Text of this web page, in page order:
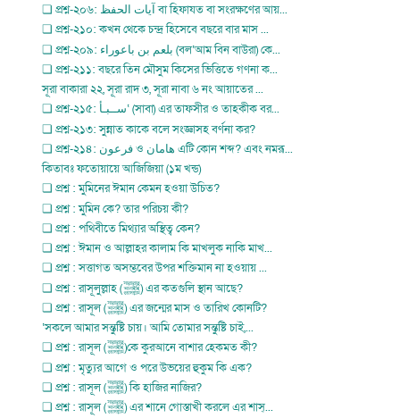
❏ প্রশ্ন-২০৬: آيات الحفظ বা হিফাযত বা সংরক্ষণের আয়...
❏ প্রশ্ন-২১০: কখন থেকে চন্দ্র হিসেবে বছরে বার মাস ...
❏ প্রশ্ন-২০৯: بلعم بن باعوراء (বল‘আম বিন বাউরা) কে...
❏ প্রশ্ন-২১১: বছরে তিন মৌসুম কিসের ভিত্তিতে গণনা ক...
সূরা বাকারা ২২, সূরা রাদ ৩, সূরা নাবা ৬ নং আয়াতের ...
❏ প্রশ্ন-২১৫: ســبـأ‘ (সাবা) এর তাফসীর ও তাহকীক বর...
❏ প্রশ্ন-২১৩: সুন্নাত কাকে বলে সংজ্ঞাসহ বর্ণনা কর?
❏ প্রশ্ন-২১৪: فرعون ও هامان এটি কোন শব্দ? এবং নমরূ...
কিতাবঃ ফতোয়ায়ে আজিজিয়া (১ম খন্ড)
❏ প্রশ্ন : মুমিনের ঈমান কেমন হওয়া উচিত?
❏ প্রশ্ন : মুমিন কে? তার পরিচয় কী?
❏ প্রশ্ন : পথিবীতে মিথ্যার অস্থিত্ব কেন?
❏ প্রশ্ন : ঈমান ও আল্লাহর কালাম কি মাখলুক নাকি মাখ...
❏ প্রশ্ন : সত্তাগত অসম্ভবের উপর শক্তিমান না হওয়ায় ...
❏ প্রশ্ন : রাসূলুল্লাহ (ﷺ) এর কতগুলি স্থান আছে?
❏ প্রশ্ন : রাসূল (ﷺ) এর জন্মের মাস ও তারিখ কোনটি?
‘সকলে আমার সন্তুষ্টি চায়। আমি তোমার সন্তুষ্টি চাই,...
❏ প্রশ্ন : রাসূল (ﷺ)কে কুরআনে বাশার হেকমত কী?
❏ প্রশ্ন : মৃত্যুর আগে ও পরে উভয়ের হুকুম কি এক?
❏ প্রশ্ন : রাসূল (ﷺ) কি হাজির নাজির?
❏ প্রশ্ন : রাসূল (ﷺ) এর শানে গোস্তাখী করলে এর শাস্...